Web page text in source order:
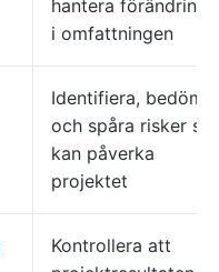
hantera
i omfattningen
Identifiera, bedöma
och spåra risker
kan påverka
projektet
Kontrollera att